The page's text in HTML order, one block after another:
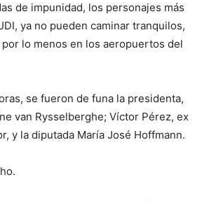
de impunidad, los personajes más
ya no pueden caminar tranquilos,
lo menos en los aeropuertos del
se fueron de funa la presidenta,
van Rysselberghe; Víctor Pérez, ex
y la diputada María José Hoffmann.